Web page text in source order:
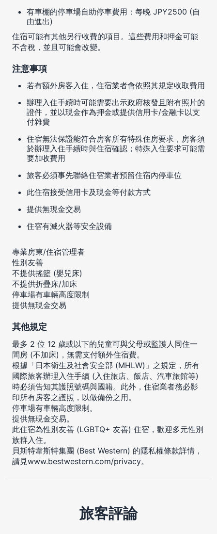
有車棚的停車場自助停車費用：每晚 JPY2500 (自
由進出)
住宿可能有其他另行收費的項目。這些費用和押金可能
不含稅，並且可能會改變。
注意事項
若有額外房客入住，住宿業者會依照其規定收取費用
辦理入住手續時可能需要出示政府核發且附有照片的
證件，並以現金作為押金或提供信用卡/金融卡以支
付雜費
住宿無法保證能符合房客所有特殊住房要求，房客須
於辦理入住手續時與住宿確認；特殊入住要求可能需
要加收費用
旅客必須事先聯絡住宿業者預留住宿內停車位
此住宿接受信用卡及現金等付款方式
提供無現金交易
住宿有滅火器等安全設備
專業房東/住宿管理者
性別友善
不提供搖籃 (嬰兒床)
不提供折疊床/加床
停車場有車輛高度限制
提供無現金交易
其他規定
最多 2 位 12 歲或以下的兒童可與父母或監護人同住一
間房 (不加床)，無需支付額外住宿費。
根據「日本衛生及社會安全部 (MHLW)」之規定，所有
國際旅客辦理入住手續 (入住旅店、飯店、汽車旅館等)
時必須告知其護照號碼與國籍。此外，住宿業者務必影
印所有房客之護照，以做備份之用。
停車場有車輛高度限制。
提供無現金交易。
此住宿為性別友善 (LGBTQ+ 友善) 住宿，歡迎多元性別
族群入住。
貝斯特韋斯特集團 (Best Western) 的隱私權條款詳情，
請見www.bestwestern.com/privacy。
旅客評論